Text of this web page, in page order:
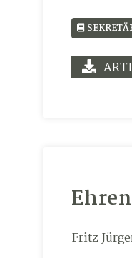
Fritz